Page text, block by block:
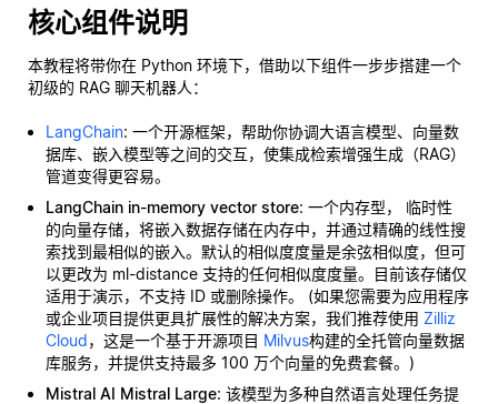
核心组件说明
本教程将带你在 Python 环境下，借助以下组件一步步搭建一个
初级的 RAG 聊天机器人：
LangChain: 一个开源框架，帮助你协调大语言模型、向量数
据库、嵌入模型等之间的交互，使集成检索增强生成（RAG）
管道变得更容易。
LangChain in-memory vector store: 一个内存型， 临时性
的向量存储，将嵌入数据存储在内存中，并通过精确的线性搜
索找到最相似的嵌入。默认的相似度度量是余弦相似度，但可
以更改为 ml-distance 支持的任何相似度度量。目前该存储仅
适用于演示，不支持 ID 或删除操作。 (如果您需要为应用程序
或企业项目提供更具扩展性的解决方案，我们推荐使用 Zilliz
Cloud，这是一个基于开源项目 Milvus构建的全托管向量数据
库服务，并提供支持最多 100 万个向量的免费套餐。)
Mistral AI Mistral Large: 该模型为多种自然语言处理任务提